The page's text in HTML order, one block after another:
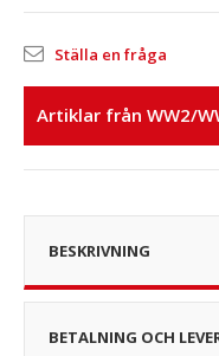
Ställa en fråga
Artiklar från WW2/
BESKRIVNING
BETALNING OCH